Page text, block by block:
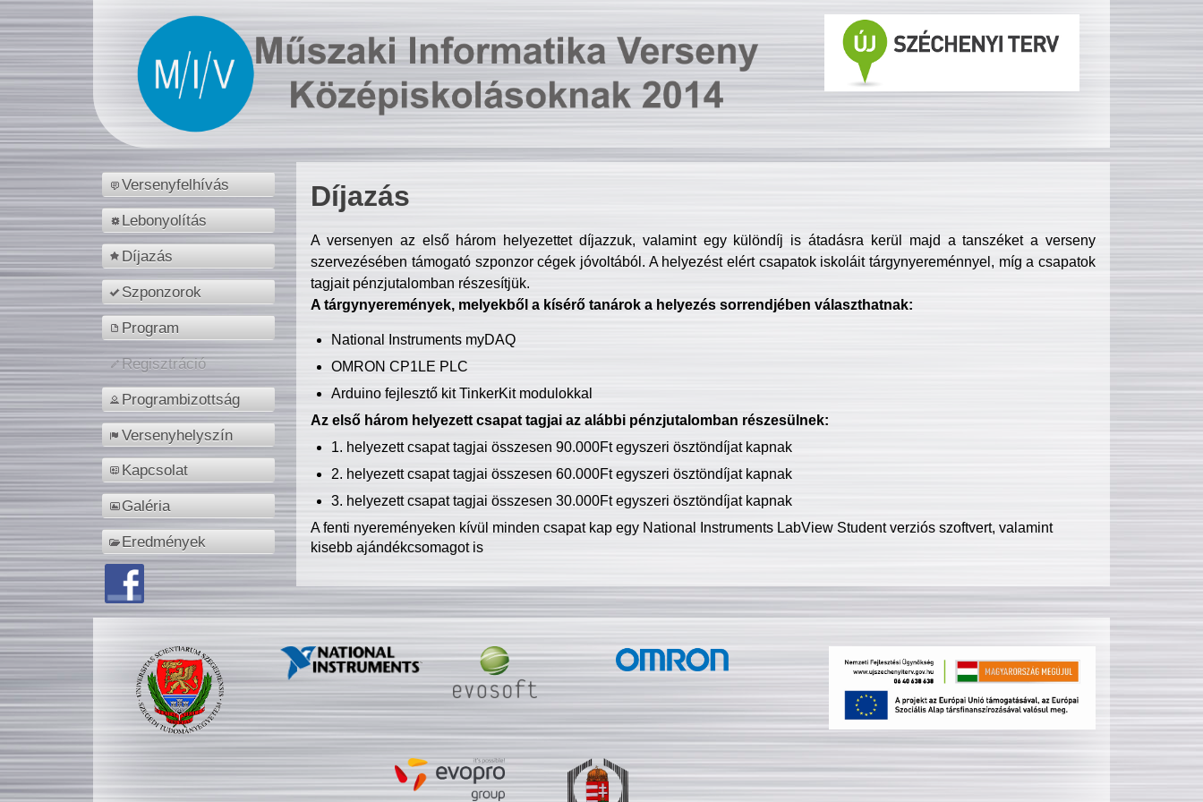
Versenyfelhívás
Lebonyolítás
Díjazás
Szponzorok
Program
Regisztráció
Programbizottság
Versenyhelyszín
Kapcsolat
Galéria
Eredmények
Díjazás
A versenyen az első három helyezettet díjazzuk, valamint egy különdíj is átadásra kerül majd a tanszéket a verseny
szervezésében támogató szponzor cégek jóvoltából. A helyezést elért csapatok iskoláit tárgynyereménnyel, míg a csapatok
tagjait pénzjutalomban részesítjük.
A tárgynyeremények, melyekből a kísérő tanárok a helyezés sorrendjében választhatnak:
National Instruments myDAQ
OMRON CP1LE PLC
Arduino fejlesztő kit TinkerKit modulokkal
Az első három helyezett csapat tagjai az alábbi pénzjutalomban részesülnek:
1. helyezett csapat tagjai összesen 90.000Ft egyszeri ösztöndíjat kapnak
2. helyezett csapat tagjai összesen 60.000Ft egyszeri ösztöndíjat kapnak
3. helyezett csapat tagjai összesen 30.000Ft egyszeri ösztöndíjat kapnak
A fenti nyereményeken kívül minden csapat kap egy National Instruments LabView Student verziós szoftvert, valamint
kisebb ajándékcsomagot is